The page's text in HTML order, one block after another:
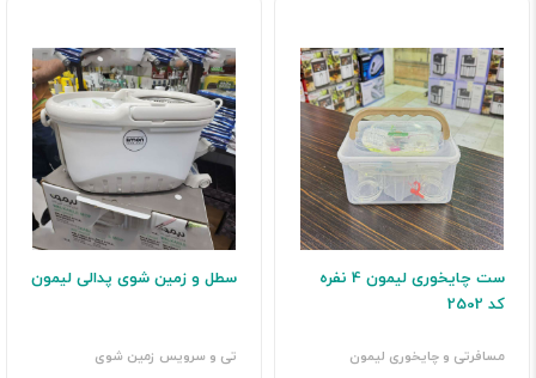
ست چایخوری لیمون 4 نفره
کد 2502
مسافرتی و چایخوری لیمون
سطل و زمین شوی پدالی لیمون
تی و سرویس زمین شوی